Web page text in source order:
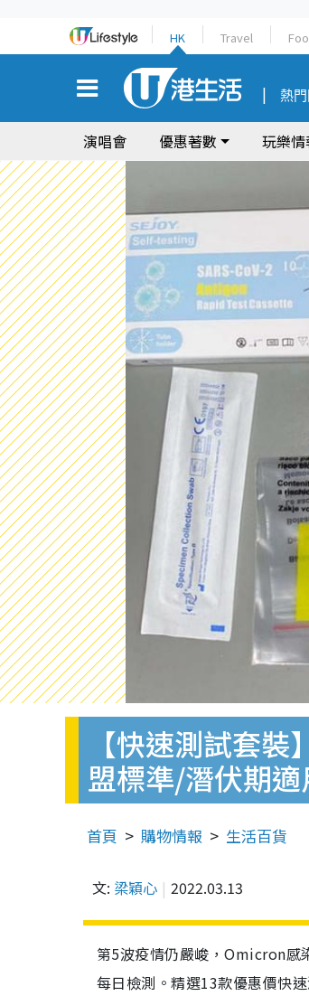
HK Travel
熱門
演唱會 優惠著數 玩樂情
【快速測試套
盟標準/潛伏期適
首頁 購物情報 生活百貨
文: 梁穎心 2022.03.13
第5波疫情仍嚴峻，Omicron感
每日檢測。精選13款優惠價快